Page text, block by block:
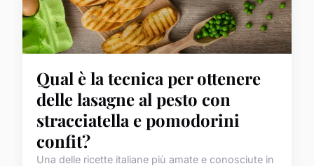
Qual è la tecnica per ottenere
delle lasagne al pesto con
stracciatella e pomodorini
confit?
Una delle ricette italiane più amate e conosciute in